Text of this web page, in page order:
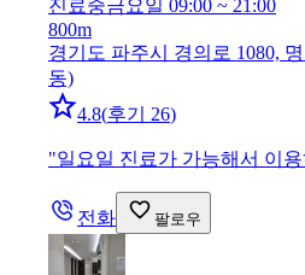
진료중금요일 09:00 ~ 21:00
800m
경기도 파주시 경의로 1080,
동)
4.8(후기 26)
"일요일 진료가 가능해서 이
전화 팔로우